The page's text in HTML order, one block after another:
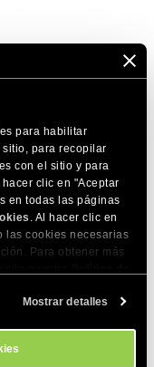
para habilitar
para recopilar
con el sitio y para
clic en "Aceptar
en todas las páginas
. Al hacer clic en
las cookies necesarias
Para obtener más
de Cookies de
Mostrar detalles
Para ello haz clic en
página a